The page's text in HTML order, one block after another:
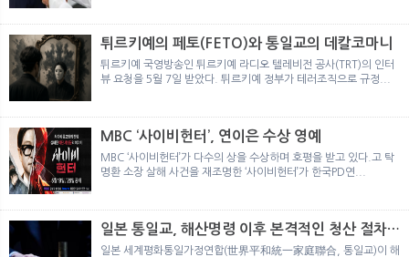
튀르키예의 페토(FETO)와 통일교의 데칼코마니
튀르키예 국영방송인 튀르키예 라디오 텔레비전 공사(TRT)의 인터
뷰 요청을 5월 7일 받았다. 튀르키예 정부가 테러조직으로 규정...
MBC ‘사이비헌터’, 연이은 수상 영예
MBC ‘사이비헌터’가 다수의 상을 수상하며 호평을 받고 있다.고 탁
명환 소장 살해 사건을 재조명한 ‘사이비헌터’가 한국PD연...
일본 통일교, 해산명령 이후 본격적인 청산 절차
돌입
일본 세계평화통일가정연합(世界平和統一家庭聯合, 통일교)이 해